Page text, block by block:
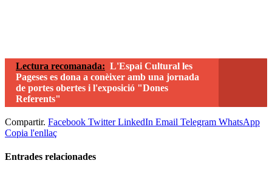
Lectura recomanada: L'Espai Cultural les
Pageses es dona a conèixer amb una jornada
de portes obertes i l'exposició "Dones
Referents"
Compartir. Facebook Twitter LinkedIn Email Telegram WhatsApp
Copia l'enllaç
Entrades relacionades